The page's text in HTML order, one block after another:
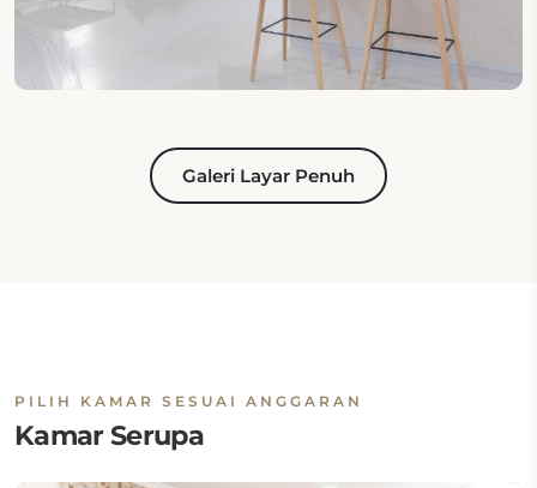
Galeri Layar Penuh
PILIH KAMAR SESUAI ANGGARAN
Kamar Serupa